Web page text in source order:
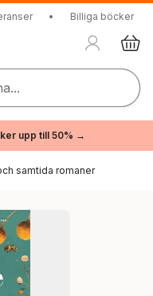
• Billiga böcker
upp till 50% →
samtida romaner